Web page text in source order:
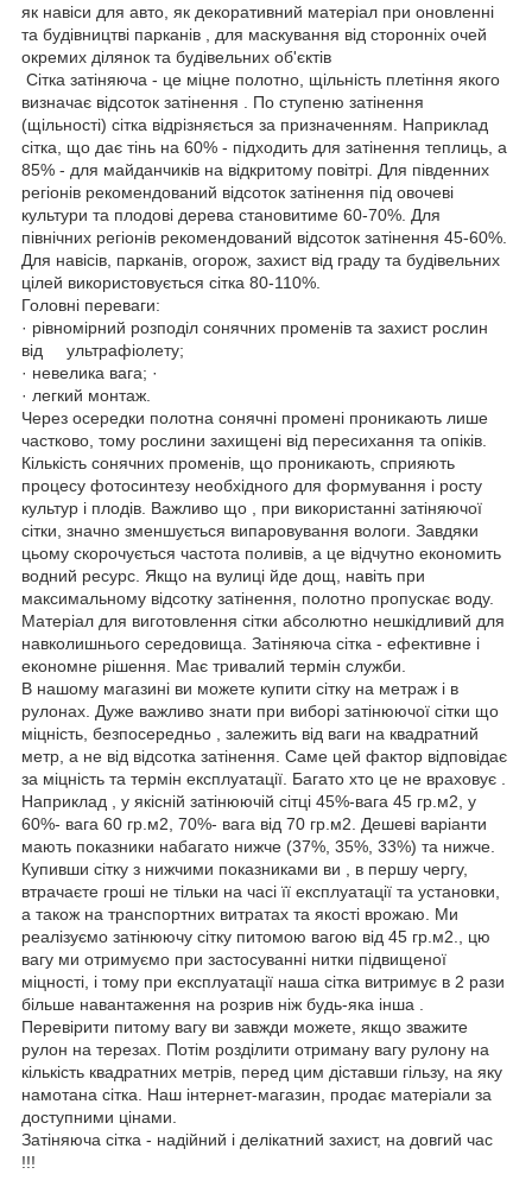
як навіси для авто, як декоративний матеріал при оновленні
та будівництві парканів , для маскування від сторонніх очей
окремих ділянок та будівельних об'єктів
Сітка затіняюча - це міцне полотно, щільність плетіння якого
визначає відсоток затінення . По ступеню затінення
(щільності) сітка відрізняється за призначенням. Наприклад
сітка, що дає тінь на 60% - підходить для затінення теплиць, а
85% - для майданчиків на відкритому повітрі. Для південних
регіонів рекомендований відсоток затінення під овочеві
культури та плодові дерева становитиме 60-70%. Для
північних регіонів рекомендований відсоток затінення 45-60%.
Для навісів, парканів, огорож, захист від граду та будівельних
цілей використовується сітка 80-110%.
Головні переваги:
· рівномірний розподіл сонячних променів та захист рослин
від ультрафіолету;
· невелика вага; ·
· легкий монтаж.
Через осередки полотна сонячні промені проникають лише
частково, тому рослини захищені від пересихання та опіків.
Кількість сонячних променів, що проникають, сприяють
процесу фотосинтезу необхідного для формування і росту
культур і плодів. Важливо що , при використанні затіняючої
сітки, значно зменшується випаровування вологи. Завдяки
цьому скорочується частота поливів, а це відчутно економить
водний ресурс. Якщо на вулиці йде дощ, навіть при
максимальному відсотку затінення, полотно пропускає воду.
Матеріал для виготовлення сітки абсолютно нешкідливий для
навколишнього середовища. Затіняюча сітка - ефективне і
економне рішення. Має тривалий термін служби.
В нашому магазині ви можете купити сітку на метраж і в
рулонах. Дуже важливо знати при виборі затінюючої сітки що
міцність, безпосередньо , залежить від ваги на квадратний
метр, а не від відсотка затінення. Саме цей фактор відповідає
за міцність та термін експлуатації. Багато хто це не враховує .
Наприклад , у якісній затінюючій сітці 45%-вага 45 гр.м2, у
60%- вага 60 гр.м2, 70%- вага від 70 гр.м2. Дешеві варіанти
мають показники набагато нижче (37%, 35%, 33%) та нижче.
Купивши сітку з нижчими показниками ви , в першу чергу,
втрачаєте гроші не тільки на часі її експлуатації та установки,
а також на транспортних витратах та якості врожаю. Ми
реалізуємо затінюючу сітку питомою вагою від 45 гр.м2., цю
вагу ми отримуємо при застосуванні нитки підвищеної
міцності, і тому при експлуатації наша сітка витримує в 2 рази
більше навантаження на розрив ніж будь-яка інша .
Перевірити питому вагу ви завжди можете, якщо зважите
рулон на терезах. Потім розділити отриману вагу рулону на
кількість квадратних метрів, перед цим діставши гільзу, на яку
намотана сітка. Наш інтернет-магазин, продає матеріали за
доступними цінами.
Затіняюча сітка - надійний і делікатний захист, на довгий час
!!!